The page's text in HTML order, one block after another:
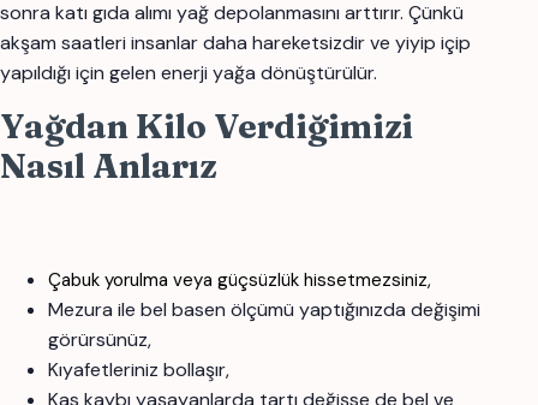
sonra katı gıda alımı yağ depolanmasını arttırır. Çünkü
akşam saatleri insanlar daha hareketsizdir ve yiyip içip
yapıldığı için gelen enerji yağa dönüştürülür.
Yağdan Kilo Verdiğimizi
Nasıl Anlarız
Çabuk yorulma veya güçsüzlük hissetmezsiniz,
Mezura ile bel basen ölçümü yaptığınızda değişimi
görürsünüz,
Kıyafetleriniz bollaşır,
Kas kaybı yaşayanlarda tartı değişse de bel ve